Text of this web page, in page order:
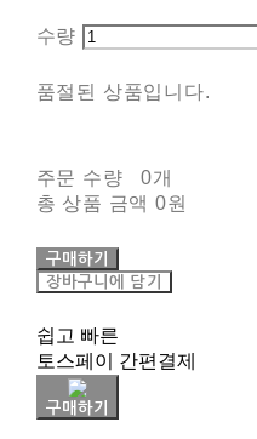
수량
품절된 상품입니다.
주문 수량
0개
총 상품 금액 0원
구매하기
장바구니에 담기
쉽고 빠른
토스페이 간편결제
구매하기